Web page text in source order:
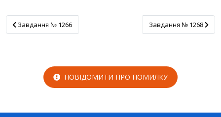
Завдання № 1266
Завдання № 1266 Завдання № 1268
Завдання № 1268
ПОВІДОМИТИ ПРО ПОМИЛКУ